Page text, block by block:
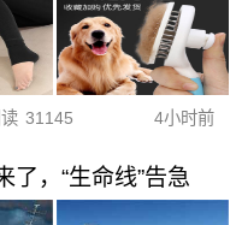
31145 4小时前
，“生命线”告急